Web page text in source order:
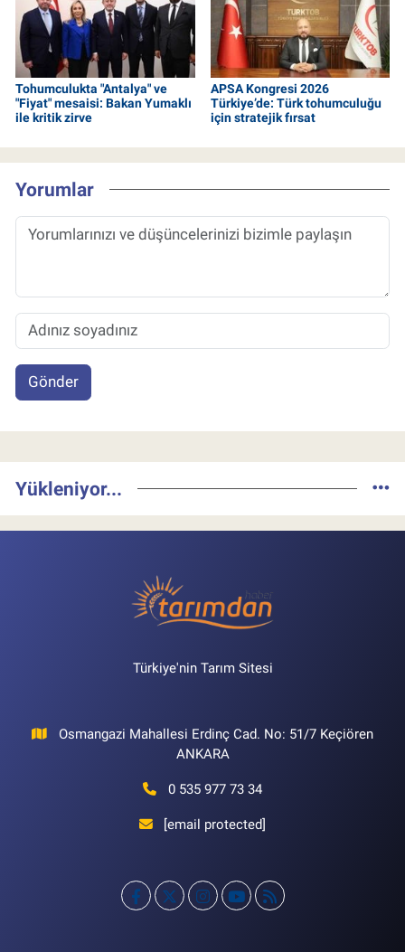
Tohumculukta "Antalya" ve
"Fiyat" mesaisi: Bakan Yumaklı
ile kritik zirve
APSA Kongresi 2026
Türkiye’de: Türk tohumculuğu
için stratejik fırsat
Yorumlar
Gönder
Yükleniyor...
Türkiye'nin Tarım Sitesi
Osmangazi Mahallesi Erdinç Cad. No: 51/7 Keçiören
ANKARA
0 535 977 73 34
[email protected]